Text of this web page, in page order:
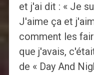
et j'ai dit : « Je
J'aime ça et
comment les
que j'avais,
de « Day And